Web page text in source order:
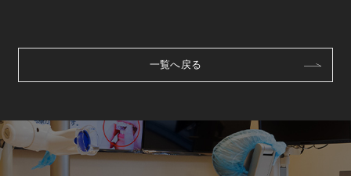
一覧へ戻る